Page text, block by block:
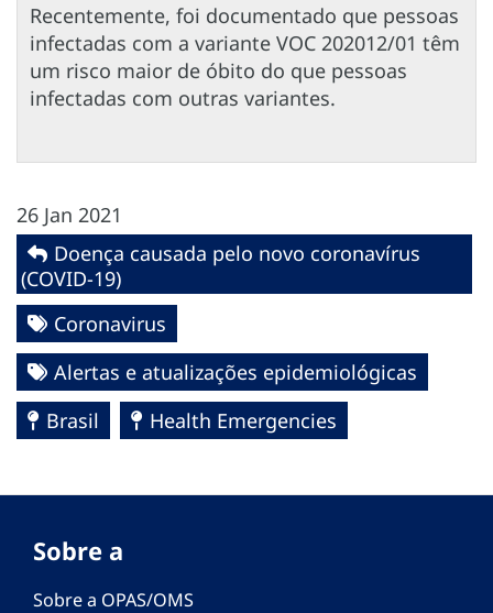
Recentemente, foi documentado que pessoas
infectadas com a variante VOC 202012/01 têm
um risco maior de óbito do que pessoas
infectadas com outras variantes.
26 Jan 2021
Doença causada pelo novo coronavírus
(COVID-19)
Coronavirus
Alertas e atualizações epidemiológicas
Brasil
Health Emergencies
Sobre a
Sobre a OPAS/OMS